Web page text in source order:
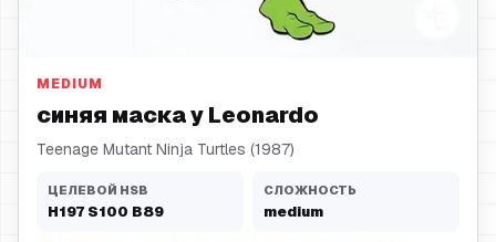
MEDIUM
синяя маска у Leonardo
Teenage Mutant Ninja Turtles (1987)
ЦЕЛЕВОЙ HSB
H197 S100 B89
СЛОЖНОСТЬ
medium